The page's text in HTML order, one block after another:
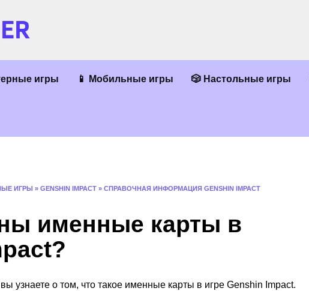
игры 📱 Мобильные игры 🎲 Настольные игры
ИГРЫ » GENSHIN IMPACT » СПРАВОЧНАЯ ИНФОРМАЦИЯ GENSHIN IMPACT
именные карты в
узнаете о том, что такое именные карты в игре Genshin Impact.